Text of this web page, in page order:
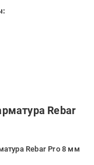
Rebar
Rebar Pro 8 мм